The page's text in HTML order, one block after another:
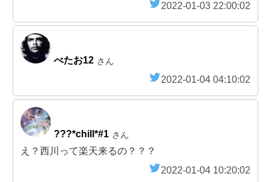
2022-01-03 22:00:02
べたお12 さん
2022-01-04 04:10:02
???*chill*#1 さん
え？西川って楽天来るの？？？
2022-01-04 10:20:02